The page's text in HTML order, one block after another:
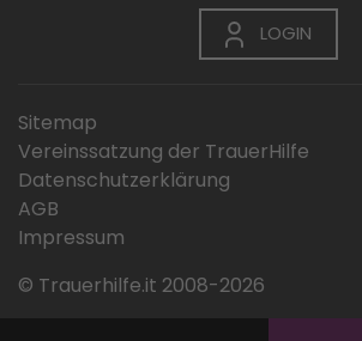
LOGIN
Sitemap
Vereinssatzung der TrauerHilfe
Datenschutzerklärung
AGB
Impressum
© Trauerhilfe.it 2008-2026